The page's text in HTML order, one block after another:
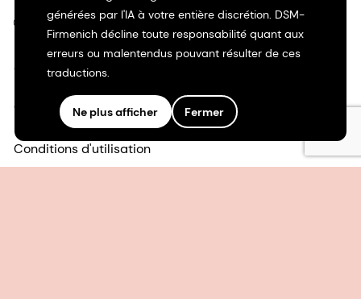
générées par l'IA à votre entière discrétion. DSM-
Firmenich décline toute responsabilité quant aux
erreurs ou malentendus pouvant résulter de ces
traductions.
Ne plus afficher Fermer
©2026 dsm-firmenich. Tous droits réservés.
Avis de confidentialité
Conditions d'utilisation
Conditions d'utilisation